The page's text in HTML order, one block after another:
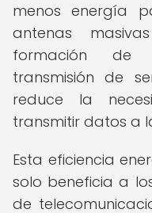
menos energía
antenas
formación de
transmisión de
reduce la
transmitir datos a
Esta eficiencia
solo beneficia a
de